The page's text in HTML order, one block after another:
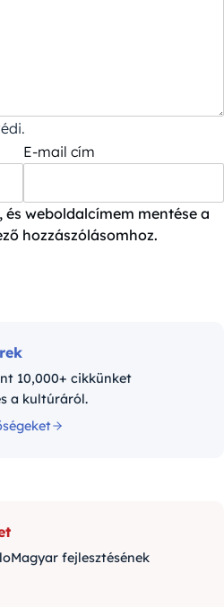
E-mail cím
és weboldalcímem mentése a
hozzászólásomhoz.
10,000+ cikkünket
a kultúráról.
fejlesztésének